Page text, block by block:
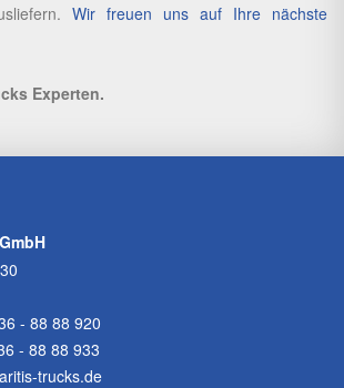
Wir freuen uns auf Ihre nächste
Experten.
- 88 88 920
- 88 88 933
trucks.de